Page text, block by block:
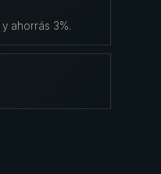
ahorrás 3%.